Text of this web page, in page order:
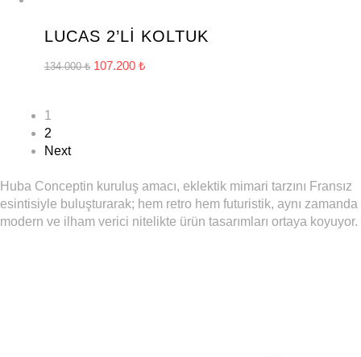
LUCAS 2’Lİ KOLTUK
134.000₺ 107.200 ₺
1
2
Next
Huba Conceptin kuruluş amacı, eklektik mimari tarzını Fransız
esintisiyle buluşturarak; hem retro hem futuristik, aynı zamanda
modern ve ilham verici nitelikte ürün tasarımları ortaya koyuyor.